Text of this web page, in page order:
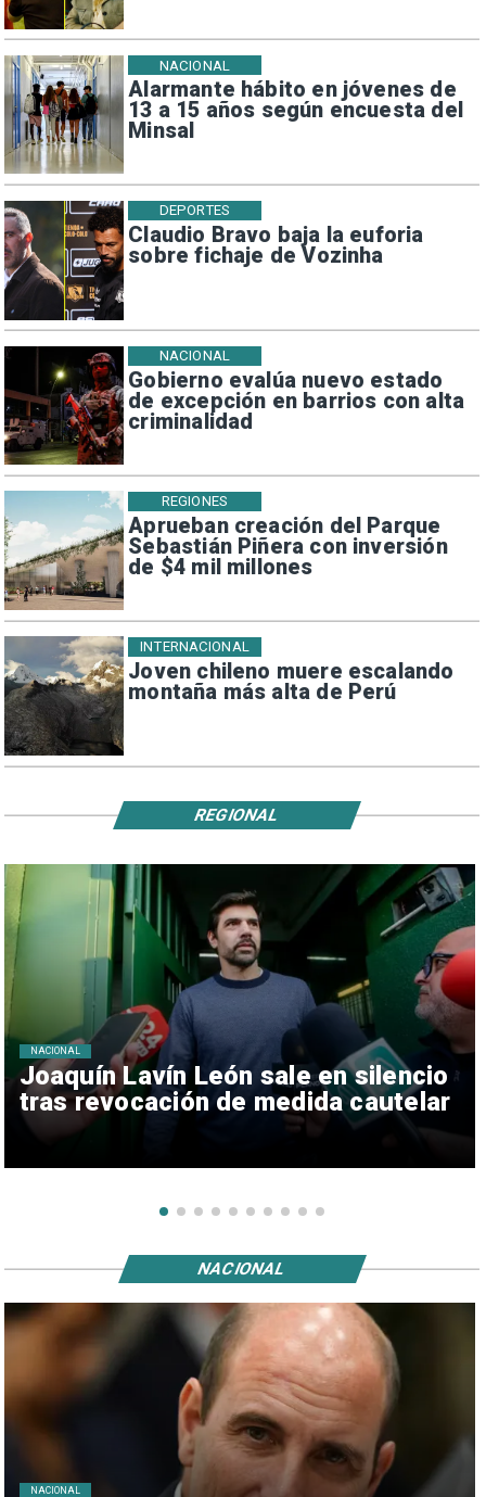
Alarmante hábito en jóvenes de
13 a 15 años según encuesta del
Minsal
NACIONAL
Claudio Bravo baja la euforia
sobre fichaje de Vozinha
DEPORTES
Gobierno evalúa nuevo estado
de excepción en barrios con alta
criminalidad
NACIONAL
Aprueban creación del Parque
Sebastián Piñera con inversión
de $4 mil millones
REGIONES
Joven chileno muere escalando
montaña más alta de Perú
INTERNACIONAL
Joaquín Lavín León sale en silencio
tras revocación de medida cautelar
NACIONAL
REGIONAL
NACIONAL
NACIONAL